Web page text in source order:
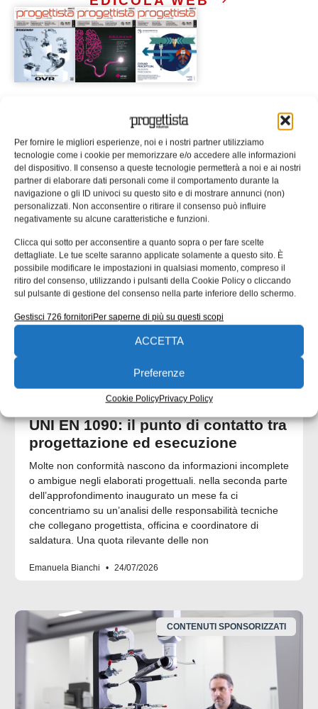
Per fornire le migliori esperienze, noi e i nostri partner utilizziamo
tecnologie come i cookie per memorizzare e/o accedere alle informazioni
del dispositivo. Il consenso a queste tecnologie permetterà a noi e ai nostri
partner di elaborare dati personali come il comportamento durante la
navigazione o gli ID univoci su questo sito e di mostrare annunci (non)
personalizzati. Non acconsentire o ritirare il consenso può influire
negativamente su alcune caratteristiche e funzioni.
Clicca qui sotto per acconsentire a quanto sopra o per fare scelte
dettagliate. Le tue scelte saranno applicate solamente a questo sito. È
possibile modificare le impostazioni in qualsiasi momento, compreso il
ritiro del consenso, utilizzando i pulsanti della Cookie Policy o cliccando
sul pulsante di gestione del consenso nella parte inferiore dello schermo.
Gestisci 726 fornitoriPer saperne di più su questi scopi
ACCETTA
Preferenze
Cookie PolicyPrivacy Policy
ISCRIVITI ALLA NEWSLETTER
ARTICOLI CORRELATI
QUADERNI DI PROGETTAZIONE
UNI EN 1090: il punto di contatto tra
progettazione ed esecuzione
Molte non conformità nascono da informazioni incomplete
o ambigue negli elaborati progettuali. nella seconda parte
dell’approfondimento inaugurato un mese fa ci
concentriamo su un’analisi delle responsabilità tecniche
che collegano progettista, officina e coordinatore di
saldatura. Una quota rilevante delle non
Emanuela Bianchi 24/07/2026
CONTENUTI SPONSORIZZATI